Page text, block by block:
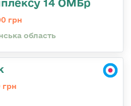
грн
область
грн